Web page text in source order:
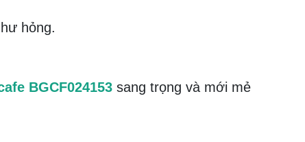
hỏng.
BGCF024153 sang trọng và mới mẻ